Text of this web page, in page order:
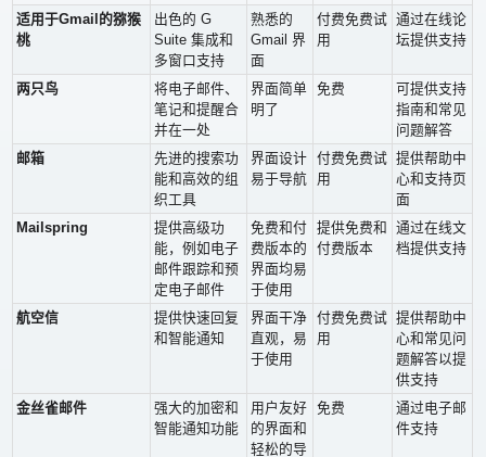
适用于Gmail的猕猴
桃
出色的 G
Suite 集成和
多窗口支持
熟悉的
Gmail 界
面
付费免费试
用
通过在线论
坛提供支持
两只鸟
将电子邮件、
笔记和提醒合
并在一处
界面简单
明了
免费
可提供支持
指南和常见
问题解答
邮箱
先进的搜索功
能和高效的组
织工具
界面设计
易于导航
付费免费试
用
提供帮助中
心和支持页
面
Mailspring
提供高级功
能，例如电子
邮件跟踪和预
定电子邮件
免费和付
费版本的
界面均易
于使用
提供免费和
付费版本
通过在线文
档提供支持
航空信
提供快速回复
和智能通知
界面干净
直观，易
于使用
付费免费试
用
提供帮助中
心和常见问
题解答以提
供支持
金丝雀邮件
强大的加密和
智能通知功能
用户友好
的界面和
轻松的导
免费
通过电子邮
件支持